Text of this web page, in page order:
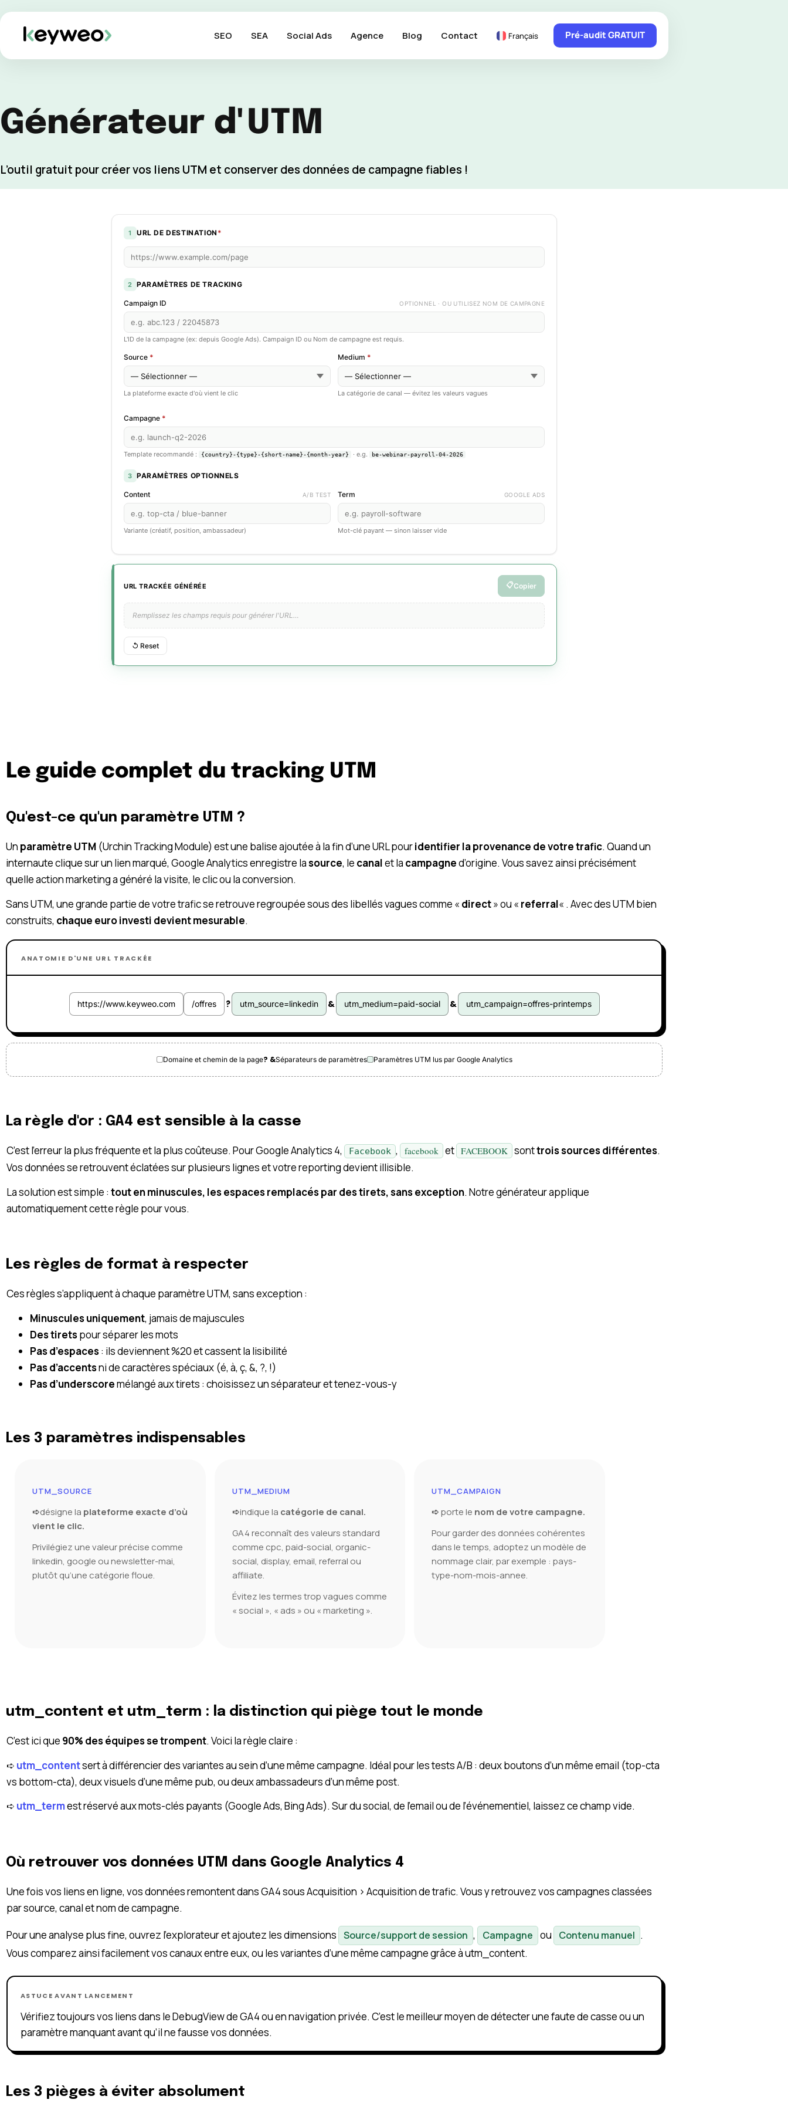
SEO SEA Social Ads Agence Blog Contact Français Pré-audit GRATUIT
Générateur d'UTM
L’outil gratuit pour créer vos liens UTM et conserver des données de campagne fiables !
Le guide complet du tracking UTM
Qu'est-ce qu'un paramètre UTM ?
Un paramètre UTM (Urchin Tracking Module) est une balise ajoutée à la fin d’une URL pouridentifier la provenance de votre trafic. Quand un
internaute clique sur un lien marqué, Google Analytics enregistre lasource, le canalet la campagned’origine. Vous savez ainsi précisément
quelle action marketing a généré la visite, le clic ou la conversion.
Sans UTM, une grande partie de votre trafic se retrouve regroupée sous des libellés vagues comme « direct» ou « referral« . Avec des UTM bien
construits, chaque euro investi devient mesurable.
ANATOMIE D'UNE URL TRACKÉE
https://www.keyweo.com /offres ? utm_source=linkedin & utm_medium=paid-social & utm_campaign=offres-printemps
Domaine et chemin de la page? &Séparateurs de paramètres Paramètres UTM lus par Google Analytics
La règle d'or : GA4 est sensible à la casse
C’est l’erreur la plus fréquente et la plus coûteuse. Pour Google Analytics 4, Facebook , facebook et FACEBOOK sonttrois sources différentes.
Vos données se retrouvent éclatées sur plusieurs lignes et votre reporting devient illisible.
La solution est simple : tout en minuscules, les espaces remplacés par des tirets, sans exception. Notre générateur applique
automatiquement cette règle pour vous.
Les règles de format à respecter
Ces règles s’appliquent à chaque paramètre UTM, sans exception :
Minuscules uniquement, jamais de majuscules
Des tiretspour séparer les mots
Pas d’espaces: ils deviennent %20 et cassent la lisibilité
Pas d’accentsni de caractères spéciaux (é, à, ç, &, ?, !)
Pas d’underscoremélangé aux tirets : choisissez un séparateur et tenez-vous-y
Les 3 paramètres indispensables
UTM_SOURCE
➪désigne la plateforme exacte d’où
vient le clic.
Privilégiez une valeur précise comme
linkedin, google ou newsletter-mai,
plutôt qu’une catégorie floue.
UTM_MEDIUM
➪indique la catégorie de canal.
GA4 reconnaît des valeurs standard
comme cpc, paid-social, organic-
social, display, email, referral ou
affiliate.
Évitez les termes trop vagues comme
« social », « ads » ou « marketing ».
UTM_CAMPAIGN
➪porte le nom de votre campagne.
Pour garder des données cohérentes
dans le temps, adoptez un modèle de
nommage clair, par exemple : pays-
type-nom-mois-annee.
utm_content et utm_term : la distinction qui piège tout le monde
C’est ici que 90% des équipes se trompent. Voici la règle claire :
➪ utm_contentsert à différencier des variantes au sein d’une même campagne. Idéal pour les tests A/B : deux boutons d’un même email (top-cta
vs bottom-cta), deux visuels d’une même pub, ou deux ambassadeurs d’un même post.
➪ utm_termest réservé aux mots-clés payants (Google Ads, Bing Ads). Sur du social, de l’email ou de l’événementiel, laissez ce champ vide.
Où retrouver vos données UTM dans Google Analytics 4
Une fois vos liens en ligne, vos données remontent dans GA4 sous Acquisition > Acquisition de trafic. Vous y retrouvez vos campagnes classées
par source, canal et nom de campagne.
Pour une analyse plus fine, ouvrez l’explorateur et ajoutez les dimensions Source/support de session , Campagne ou Contenu manuel .
Vous comparez ainsi facilement vos canaux entre eux, ou les variantes d’une même campagne grâce à utm_content.
ASTUCE AVANT LANCEMENT
Vérifiez toujours vos liens dans le DebugView de GA4 ou en navigation privée. C’est le meilleur moyen de détecter une faute de casse ou un
paramètre manquant avant qu’il ne fausse vos données.
Les 3 pièges à éviter absolument